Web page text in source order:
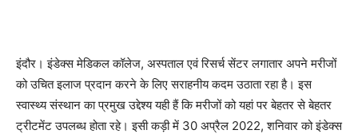
इंदौर। इंडेक्स मेडिकल कॉलेज, अस्पताल एवं रिसर्च सेंटर लगातार अपने मरीजों
को उचित इलाज प्रदान करने के लिए सराहनीय कदम उठाता रहा है। इस
स्वास्थ्य संस्थान का प्रमुख उद्देश्य यही हैं कि मरीजों को यहां पर बेहतर से बेहतर
ट्रीटमेंट उपलब्ध होता रहे। इसी कड़ी में 30 अप्रैल 2022, शनिवार को इंडेक्स